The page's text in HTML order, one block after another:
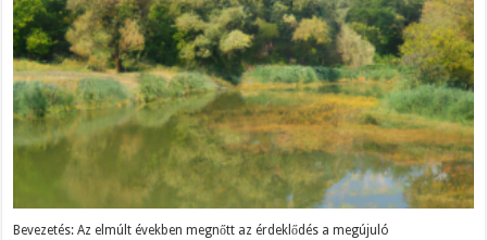
Bevezetés: Az elmúlt években megnőtt az érdeklődés a megújuló